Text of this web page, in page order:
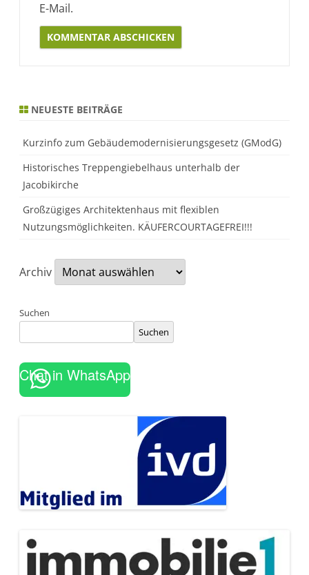
E-Mail.
NEUESTE BEITRÄGE
Kurzinfo zum Gebäudemodernisierungsgesetz (GModG)
Historisches Treppengiebelhaus unterhalb der
Jacobikirche
Großzügiges Architektenhaus mit flexiblen
Nutzungsmöglichkeiten. KÄUFERCOURTAGEFREI!!!
Archiv
Suchen
Suchen
Chat in WhatsApp